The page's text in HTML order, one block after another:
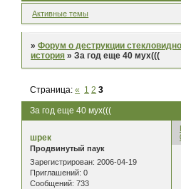
Активные темы
»Форум о деструкции
история »За год еще 40 мух(((
За год еще 40 мух(((
Страница:« 1 2 3
шрек
Продвинутый паук
Зарегистрирован: 2006-04-19
Приглашений: 0
Сообщений: 733